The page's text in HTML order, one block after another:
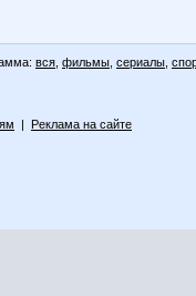
вся фильмы сериалы
| Реклама на сайте